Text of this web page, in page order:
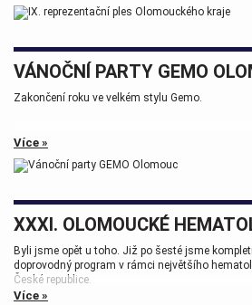
VÁNOČNÍ PARTY GEMO
Zakončení roku ve velkém stylu Gemo.
Více »
Byli jsme opět u toho. Již po šesté jsme
doprovodný program v rámci největšího
České republice.
Více »